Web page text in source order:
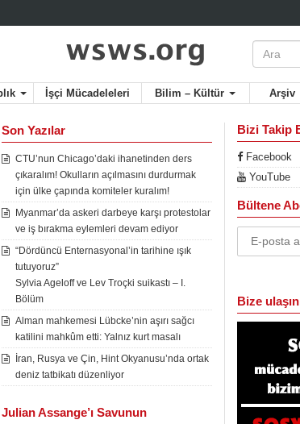
İşçi Mücadeleleri Bilim – Kültür Arşiv
Son Yazılar
CTU’nun Chicago’daki ihanetinden ders
çıkaralım! Okulların açılmasını durdurmak
için ülke çapında komiteler kuralım!
Myanmar’da askeri darbeye karşı protestolar
ve iş bırakma eylemleri devam ediyor
“Dördüncü Enternasyonal’in tarihine ışık
tutuyoruz”
Sylvia Ageloff ve Lev Troçki suikastı – I.
Bölüm
Alman mahkemesi Lübcke’nin aşırı sağcı
katilini mahkûm etti: Yalnız kurt masalı
İran, Rusya ve Çin, Hint Okyanusu’nda ortak
deniz tatbikatı düzenliyor
Julian Assange’ı Savunun
Bizi Takip
Facebook
YouTube
Bültene
Bize